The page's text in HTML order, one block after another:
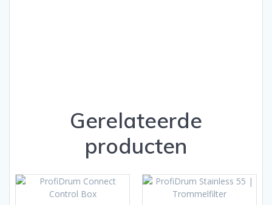
Gerelateerde
producten